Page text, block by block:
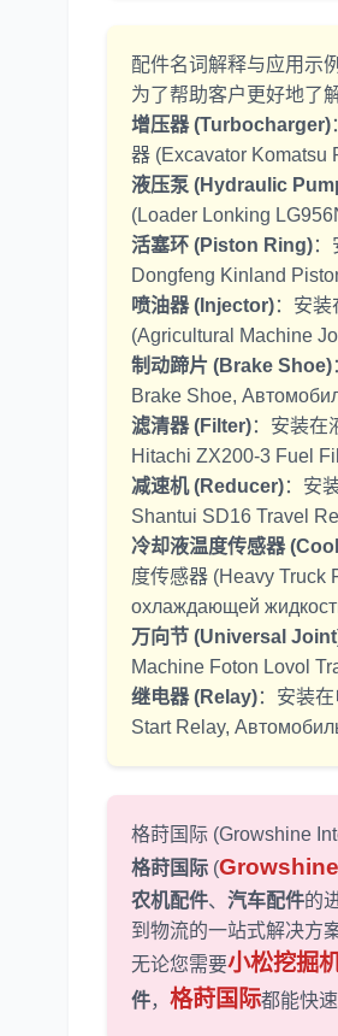
配件名词解释与应用示例
为了帮助客户更好地了
增压器 (Turbocharger)
器 (Excavator Komatsu
液压泵 (Hydraulic
(Loader Lonking
活塞环 (Piston Ring)
Dongfeng Kinland
喷油器 (Injector)：安
(Agricultural Machine
制动蹄片 (Brake Shoe)
Brake Shoe,
滤清器 (Filter)：安装在
Hitachi ZX200-3 Fuel
减速机 (Reducer)：安
Shantui SD16 Travel
冷却液温度传感器
度传感器 (Heavy Truck
охлаждающей
万向节 (Universal
Machine Foton Lovol
继电器 (Relay)：安装
Start Relay,
格莳国际 (Growshine
格莳国际 (
农机配件、 汽车配件的
到物流的一站式解决方案
无论您需要小松挖掘
件， 格莳国际都能快